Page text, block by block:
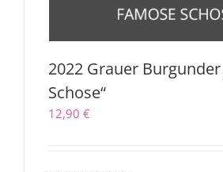
2022 Grauer Burgunder
Schose“
12,90 €